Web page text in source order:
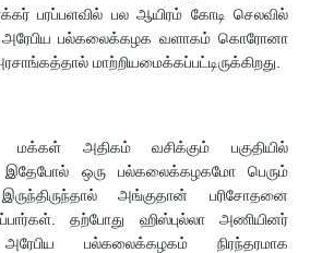
பரப்பளவில் பல ஆயிரம் கோடி செலவில்
அரேபிய பல்கலைக்கழக வளாகம் கொரோனா
மாற்றியமைக்கப்பட்டிருக்கிறது.
அதிகம் வசிக்கும் பகுதியில்
இதேபோல் ஒரு பல்கலைக்கழகமோ பெரும்
அங்குதான் பரிசோதனை
தற்போது ஹிஸ்புல்லா அணியினர்
பல்கலைக்கழகம் நிரந்தரமாக